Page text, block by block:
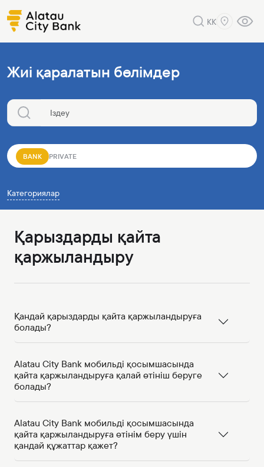
KK
Жиі қаралатын бөлімдер
BANK PRIVATE
Категориялар
Қарыздарды қайта
қаржыландыру
Қандай қарыздарды қайта қаржыландыруға
болады?
Alatau City Bank мобильді қосымшасында
қайта қаржыландыруға қалай өтініш беруге
болады?
Alatau City Bank мобильді қосымшасында
қайта қаржыландыруға өтінім беру үшін
қандай құжаттар қажет?